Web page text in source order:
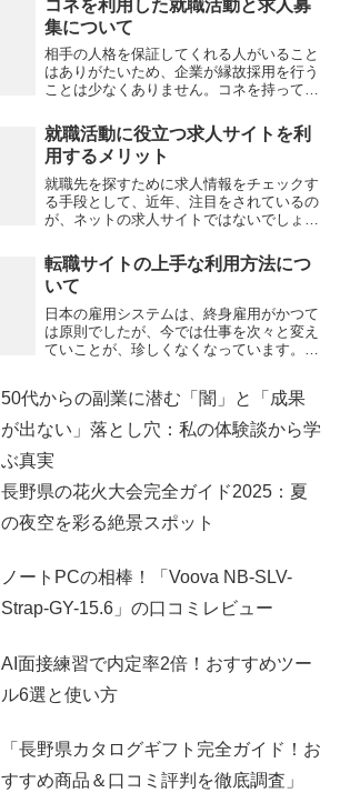
で、応募者が直接企業に接触することがで
きるのです。無...
コネを利用した就職活動と求人募
集について
相手の人格を保証してくれる人がいること
はありがたいため、企業が縁故採用を行う
ことは少なくありません。コネを持ってい
コネがない人にとっては、コネ入社ができ
ることが不合理に感じることもあります。
コネを利用し...
就職活動に役立つ求人サイトを利
用するメリット
就職先を探すために求人情報をチェックす
る手段として、近年、注目をされているの
が、ネットの求人サイトではないでしょう
仕事を見つけることは、とても重要なポイ
ントとなっているはずです。きちんと求人
サイトをチェ...
転職サイトの上手な利用方法につ
いて
日本の雇用システムは、終身雇用がかつて
は原則でしたが、今では仕事を次々と変え
ていことが、珍しくなくなっています。仕
ケースが多くなってきています。自分に適
した仕事内容...
50代からの副業に潜む「闇」と「成果
が出ない」落とし穴：私の体験談から学
ぶ真実
長野県の花火大会完全ガイド2025：夏
の夜空を彩る絶景スポット
ノートPCの相棒！「Voova NB-SLV-
Strap-GY-15.6」の口コミレビュー
AI面接練習で内定率2倍！おすすめツー
ル6選と使い方
「長野県カタログギフト完全ガイド！お
すすめ商品＆口コミ評判を徹底調査」